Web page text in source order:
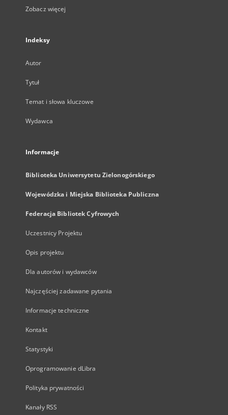
Zobacz więcej
Indeksy
Autor
Tytuł
Temat i słowa kluczowe
Wydawca
Informacje
Biblioteka Uniwersytetu Zielonogórskiego
Wojewódzka i Miejska Biblioteka Publiczna
Federacja Bibliotek Cyfrowych
Uczestnicy Projektu
Opis projektu
Dla autorów i wydawców
Najczęściej zadawane pytania
Informacje techniczne
Kontakt
Statystyki
Oprogramowanie dLibra
Polityka prywatności
Kanały RSS